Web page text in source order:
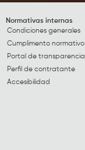
Normativas internas
Condiciones generales
Cumplimento normativo
Portal de transparencia
Perfil de contratante
Accesibilidad